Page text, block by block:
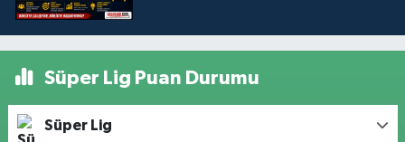
Süper Lig Puan Durumu
Süper Lig